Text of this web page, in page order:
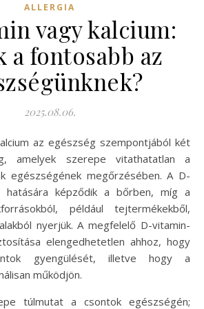
ALLERGIA
vagy kalcium:
a fontosabb az
2025.08.06.
amelyek szerepe vitathatatlan a
egészségének megőrzésében. A D-
hatására képződik a bőrben, míg a
például tejtermékekből,
nyerjük. A megfelelő D-vitamin-
elengedhetetlen ahhoz, hogy
gyengülését, illetve hogy a
működjön.
túlmutat a csontok egészségén;